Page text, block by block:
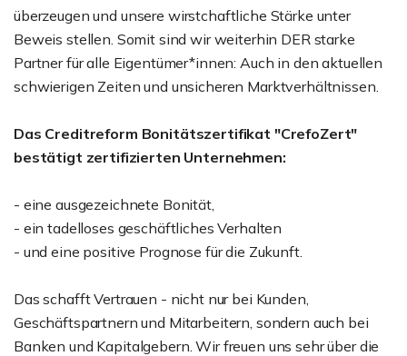
überzeugen und unsere wirstchaftliche Stärke unter
Beweis stellen. Somit sind wir weiterhin DER starke
Partner für alle Eigentümer*innen: Auch in den aktuellen
schwierigen Zeiten und unsicheren Marktverhältnissen.
Das Creditreform Bonitätszertifikat "CrefoZert"
bestätigt zertifizierten Unternehmen:
- eine ausgezeichnete Bonität,
- ein tadelloses geschäftliches Verhalten
- und eine positive Prognose für die Zukunft.
Das schafft Vertrauen - nicht nur bei Kunden,
Geschäftspartnern und Mitarbeitern, sondern auch bei
Banken und Kapitalgebern. Wir freuen uns sehr über die